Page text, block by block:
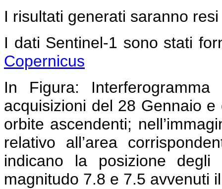
I risultati generati saranno
I dati Sentinel-1 sono stati
Copernicus
In Figura:
acquisizioni del 28 Gennaio
orbite ascendenti;
relativo all’area
indicano la posizione
magnitudo 7.8 e 7.5 avvenuti